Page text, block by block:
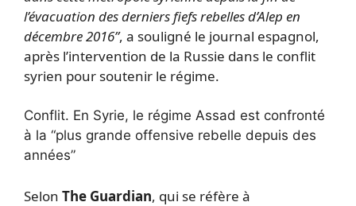
l’évacuation des derniers fiefs rebelles d’Alep en
décembre 2016”, a souligné le journal espagnol,
après l’intervention de la Russie dans le conflit
syrien pour soutenir le régime.
Conflit. En Syrie, le régime Assad est confronté
à la “plus grande offensive rebelle depuis des
années”
Selon The Guardian, qui se réfère à